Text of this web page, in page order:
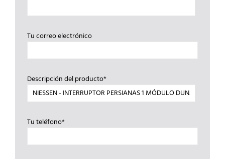
Tu correo electrónico
Descripción del producto*
Tu teléfono*